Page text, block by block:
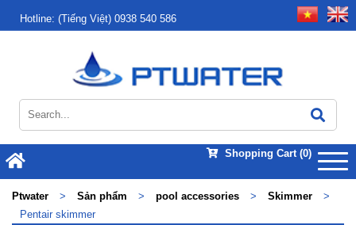
Hotline: (Tiếng Việt) 0938 540 586
Shopping Cart (0)
Ptwater > Sản phẩm > pool accessories > Skimmer
>
Pentair skimmer